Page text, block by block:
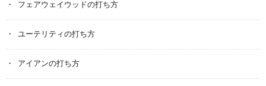
フェアウェイウッドの打ち方
ユーテリティの打ち方
アイアンの打ち方